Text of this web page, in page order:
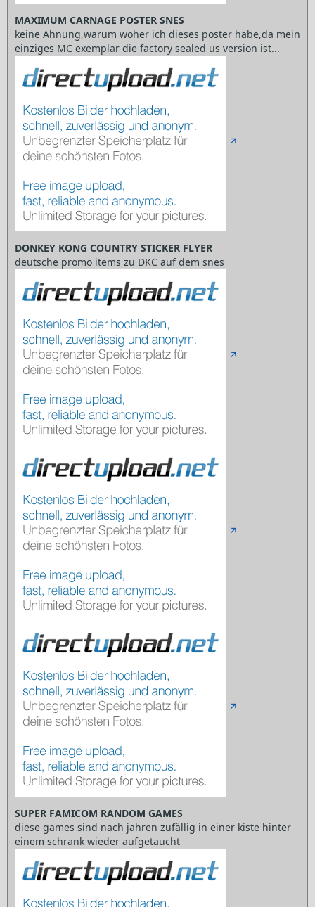
MAXIMUM CARNAGE POSTER SNES
keine Ahnung,warum woher ich dieses poster habe,da mein
einziges MC exemplar die factory sealed us version ist...
DONKEY KONG COUNTRY STICKER FLYER
deutsche promo items zu DKC auf dem snes
SUPER FAMICOM RANDOM GAMES
diese games sind nach jahren zufällig in einer kiste hinter
einem schrank wieder aufgetaucht